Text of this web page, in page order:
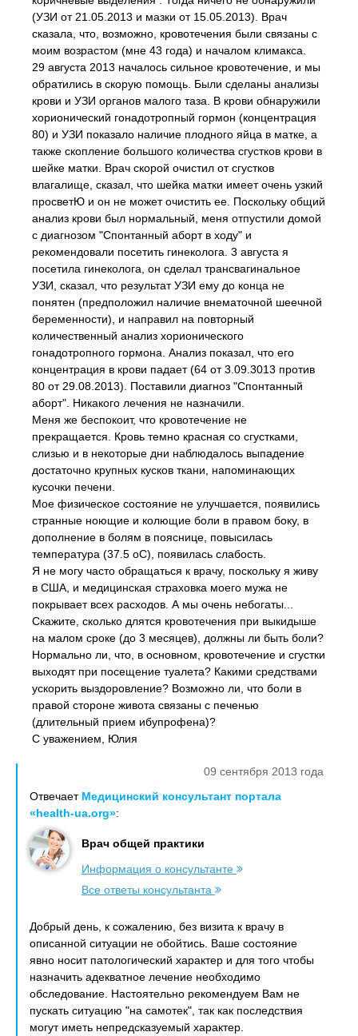
(УЗИ от 21.05.2013 и мазки от 15.05.2013). Врач
сказала, что, возможно, кровотечения были связаны с
моим возрастом (мне 43 года) и началом климакса.
29 августа 2013 началось сильное кровотечение, и мы
обратились в скорую помощь. Были сделаны анализы
крови и УЗИ органов малого таза. В крови обнаружили
хорионический гонадотропный гормон (концентрация
80) и УЗИ показало наличие плодного яйца в матке, а
также скопление большого количества сгустков крови в
шейке матки. Врач скорой очистил от сгустков
влагалище, сказал, что шейка матки имеет очень узкий
просветЮ и он не может очистить ее. Поскольку общий
анализ крови был нормальный, меня отпустили домой
с диагнозом "Спонтанный аборт в ходу" и
рекомендовали посетить гинеколога. 3 августа я
посетила гинеколога, он сделал трансвагинальное
УЗИ, сказал, что результат УЗИ ему до конца не
понятен (предположил наличие внематочной шеечной
беременности), и направил на повторный
количественный анализ хорионического
гонадотропного гормона. Анализ показал, что его
концентрация в крови падает (64 от 3.09.3013 против
80 от 29.08.2013). Поставили диагноз "Спонтанный
аборт". Никакого лечения не назначили.
Меня же беспокоит, что кровотечение не
прекращается. Кровь темно красная со сгустками,
слизью и в некоторые дни наблюдалось выпадение
достаточно крупных кусков ткани, напоминающих
кусочки печени.
Мое физическое состояние не улучшается, появились
странные ноющие и колющие боли в правом боку, в
дополнение в болям в пояснице, повысилась
температура (37.5 оС), появилась слабость.
Я не могу часто обращаться к врачу, поскольку я живу
в США, и медицинская страховка моего мужа не
покрывает всех расходов. А мы очень небогаты...
Скажите, сколько длятся кровотечения при выкидыше
на малом сроке (до 3 месяцев), должны ли быть боли?
Нормально ли, что, в основном, кровотечение и сгустки
выходят при посещение туалета? Какими средствами
ускорить выздоровление? Возможно ли, что боли в
правой стороне живота связаны с печенью
(длительный прием ибупрофена)?
С уважением, Юлия
09 сентября 2013 года
Отвечает Медицинский консультант портала
«health-ua.org»:
Врач общей практики
Информация о консультанте
Все ответы консультанта
Добрый день, к сожалению, без визита к врачу в
описанной ситуации не обойтись. Ваше состояние
явно носит патологический характер и для того чтобы
назначить адекватное лечение необходимо
обследование. Настоятельно рекомендуем Вам не
пускать ситуацию "на самотек", так как последствия
могут иметь непредсказуемый характер.